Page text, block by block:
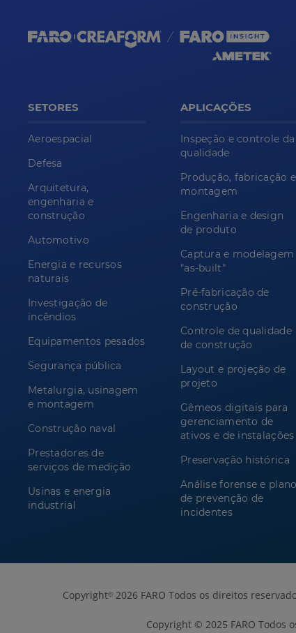
SETORES
Aeroespacial
Defesa
Arquitetura,
engenharia e
construção
Automotivo
Energia e recursos
naturais
Investigação de
incêndios
Equipamentos pesados
Segurança pública
Metalurgia, usinagem
e montagem
Construção naval
Prestadores de
serviços de medição
Usinas e energia
industrial
APLICAÇÕES
Inspeção e controle da
qualidade
Produção, fabricação e
montagem
Engenharia e design
de produto
Captura e modelagem
"as-built"
Pré-fabricação de
construção
Controle de qualidade
de construção
Layout e projeção de
projeto
Gêmeos digitais para
gerenciamento de
ativos e de instalações
Preservação histórica
Análise forense e plano
de prevenção de
incidentes
Copyright© 2026 FARO Todos os direitos
Copyright © 2025 FARO Todos